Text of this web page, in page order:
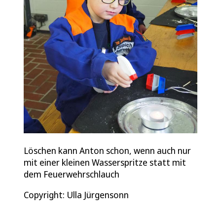
Löschen kann Anton schon, wenn auch nur
mit einer kleinen Wasserspritze statt mit
dem Feuerwehrschlauch
Copyright: Ulla Jürgensonn